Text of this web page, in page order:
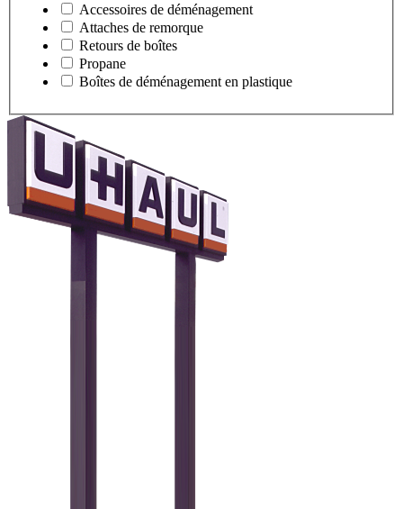
Accessoires de déménagement
Attaches de remorque
Retours de boîtes
Propane
Boîtes de déménagement en plastique